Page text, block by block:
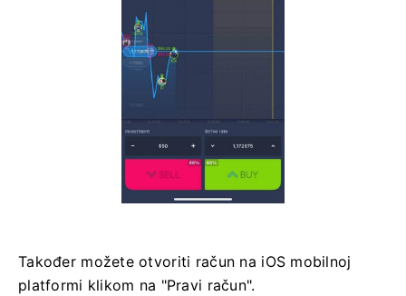
Također možete otvoriti račun na iOS mobilnoj
platformi klikom na "Pravi račun".